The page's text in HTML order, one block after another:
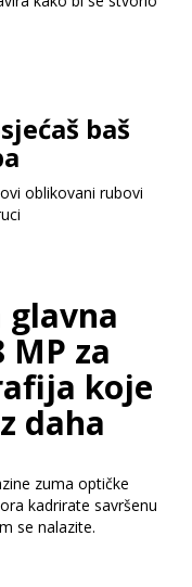
baš
oblikovani rubovi
glavna
MP za
koje
daha
zuma optičke
kadrirate savršenu
se nalazite.